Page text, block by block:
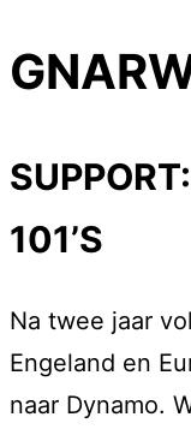
101’S
Na twee jaar
Engeland en
naar Dynamo.